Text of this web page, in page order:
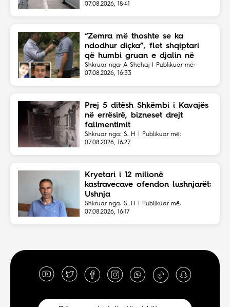
07.08.2026, 18:41
“Zemra më thoshte se ka
ndodhur diçka”, flet shqiptari
që humbi gruan e djalin në
aksident
Shkruar nga: A Shehaj | Publikuar më:
07.08.2026, 16:33
Prej 5 ditësh Shkëmbi i Kavajës
në errësirë, bizneset drejt
falimentimit
Shkruar nga: S. H | Publikuar më:
07.08.2026, 16:27
Kryetari i 12 milionë
kastravecave ofendon lushnjarët:
Ushnja
Shkruar nga: S. H | Publikuar më:
07.08.2026, 16:17